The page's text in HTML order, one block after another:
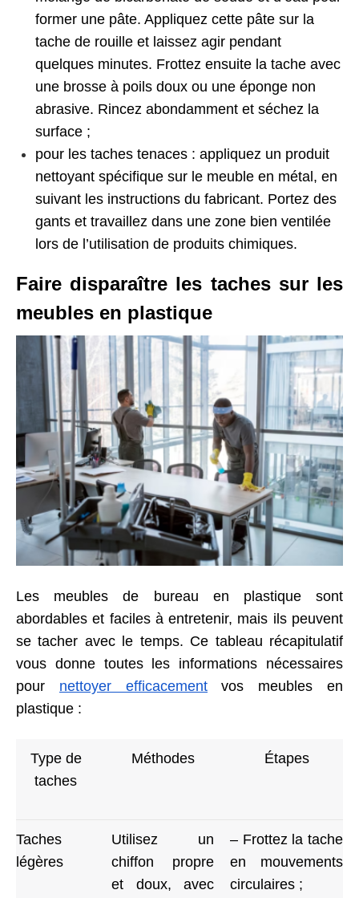
former une pâte. Appliquez cette pâte sur la
tache de rouille et laissez agir pendant
quelques minutes. Frottez ensuite la tache avec
une brosse à poils doux ou une éponge non
abrasive. Rincez abondamment et séchez la
surface ;
pour les taches tenaces : appliquez un produit
nettoyant spécifique sur le meuble en métal, en
suivant les instructions du fabricant. Portez des
gants et travaillez dans une zone bien ventilée
lors de l’utilisation de produits chimiques.
Faire disparaître les taches sur les
meubles en plastique
Les meubles de bureau en plastique sont
abordables et faciles à entretenir, mais ils peuvent
se tacher avec le temps. Ce tableau récapitulatif
vous donne toutes les informations nécessaires
pour nettoyer efficacement
vos meubles en
plastique :
Type de
taches
Méthodes Étapes
Taches
légères
Utilisez un
chiffon propre
et doux, avec
– Frottez la tache
en mouvements
circulaires ;